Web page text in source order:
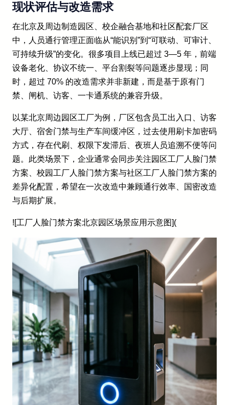
现状评估与改造需求
在北京及周边制造园区、校企融合基地和社区配套厂区
中，人员通行管理正面临从“能识别”到“可联动、可审计、
可持续升级”的变化。很多项目上线已超过 3—5 年，前端
设备老化、协议不统一、平台割裂等问题逐步显现；同
时，超过 70% 的改造需求并非新建，而是基于原有门
禁、闸机、访客、一卡通系统的兼容升级。
以某北京周边园区工厂为例，厂区包含员工出入口、访客
大厅、宿舍门禁与生产车间缓冲区，过去使用刷卡加密码
方式，存在代刷、权限下发滞后、夜班人员追溯不便等问
题。此类场景下，企业通常会同步关注园区工厂人脸门禁
方案、校园工厂人脸门禁方案与社区工厂人脸门禁方案的
差异化配置，希望在一次改造中兼顾通行效率、国密改造
与后期扩展。
![工厂人脸门禁方案北京园区场景应用示意图](